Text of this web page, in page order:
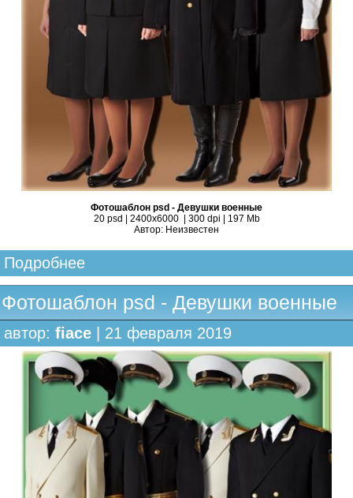
Фотошаблон psd - Девушки военные
20 psd | 2400х6000 | 300 dpi | 197 Mb
Автор: Неизвестен
Подробнее
Фотошаблон psd - Девушки военные
автор: fiace | 21 февраля 2019